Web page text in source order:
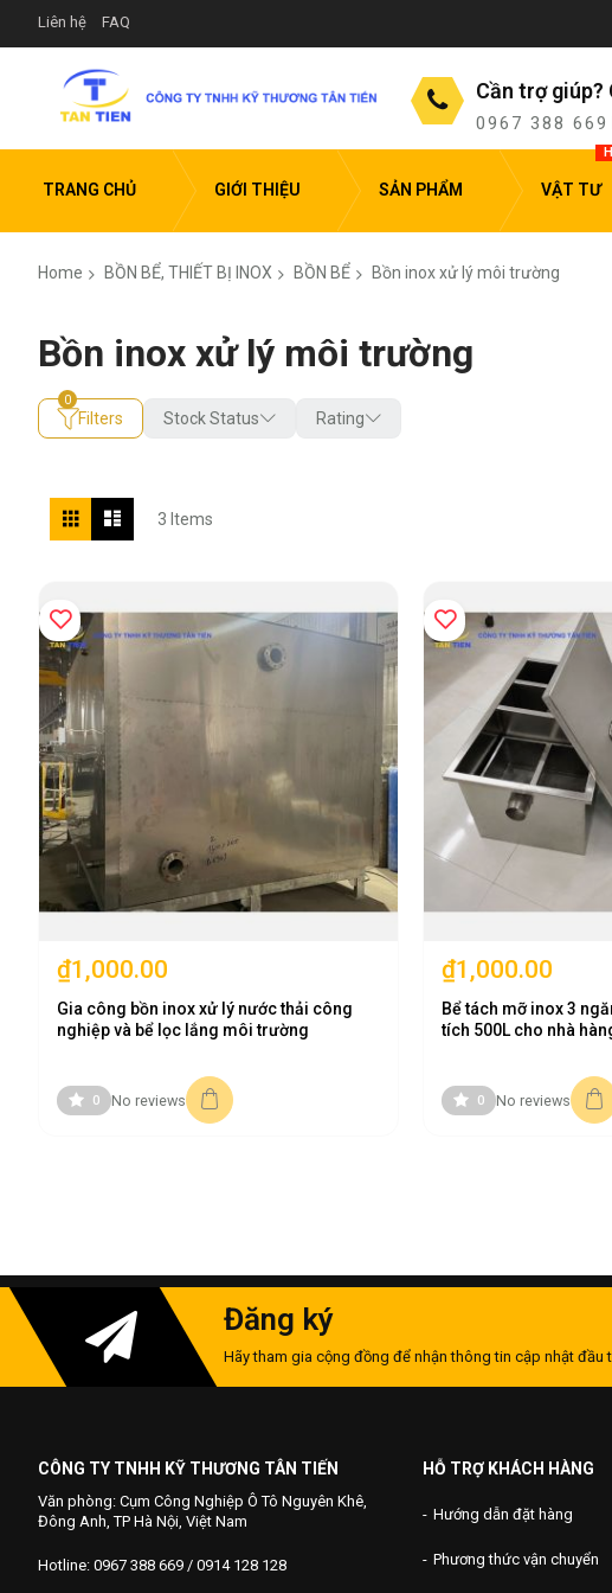
Liên hệ FAQ
Cần trợ giúp?
0967 388 669
TRANG CHỦ GIỚI THIỆU SẢN PHẨM VẬT TƯ
Home BỒN BỂ, THIẾT BỊ INOX BỒN BỂ Bồn inox xử lý môi trường
Bồn inox xử lý môi trường
Filters Stock Status Rating
View
as
Grid 3 Items
₫1,000.00
Gia công bồn inox xử lý nước thải công
nghiệp và bể lọc lắng môi trường
0 No reviews
₫1,000.00
Bể tách mỡ inox 3
tích 500L cho nhà
0 No reviews
Đăng ký
Hãy tham gia cộng đồng để nhận thông tin cập nhật đầu
CÔNG TY TNHH KỸ THƯƠNG TÂN TIẾN
Văn phòng: Cụm Công Nghiệp Ô Tô Nguyên Khê,
Đông Anh, TP Hà Nội, Việt Nam
Hotline: 0967 388 669 / 0914 128 128
HỖ TRỢ KHÁCH HÀNG
Hướng dẫn đặt hàng
Phương thức vận chuyển